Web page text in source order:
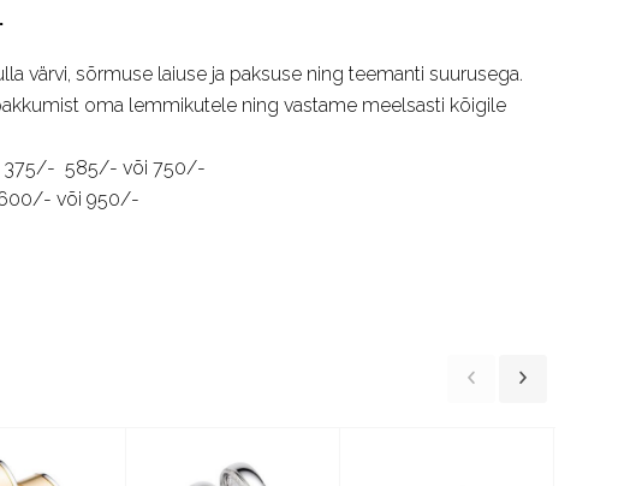
värvi, sõrmuse laiuse ja paksuse ning teemanti suurusega.
oma lemmikutele ning vastame meelsasti kõigile
375/- 585/- või 750/-
600/- või 950/-